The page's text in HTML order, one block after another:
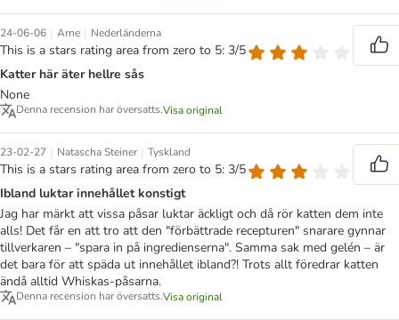
24-06-06 | Arne | Nederländerna
This is a stars rating area from zero to 5: 3/5
Katter här äter hellre sås
None
Denna recension har översatts.Visa original
23-02-27 | Natascha Steiner | Tyskland
This is a stars rating area from zero to 5: 3/5
Ibland luktar innehållet konstigt
Jag har märkt att vissa påsar luktar äckligt och då rör katten dem inte
alls! Det får en att tro att den "förbättrade recepturen" snarare gynnar
tillverkaren – "spara in på ingredienserna". Samma sak med gelén – är
det bara för att späda ut innehållet ibland?! Trots allt föredrar katten
ändå alltid Whiskas-påsarna.
Denna recension har översatts.Visa original